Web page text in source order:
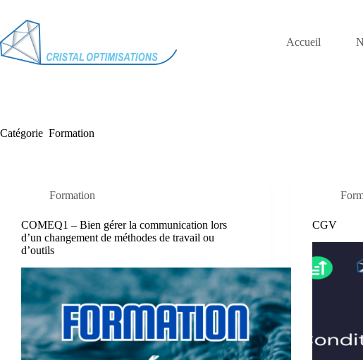
Accueil
Catégorie Formation
Formation
COMEQ1 – Bien gérer la communication lors
d’un changement de méthodes de travail ou
d’outils
CGV